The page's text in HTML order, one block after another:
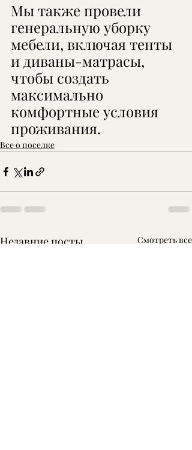
Мы также провели
генеральную уборку
мебели, включая тенты
и диваны-матрасы,
чтобы создать
максимально
комфортные условия
проживания.
Все о поселке
Недавние посты Смотреть все